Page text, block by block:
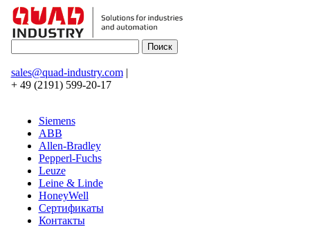
sales@quad-industry.com|
+ 49 (2191) 599-20-17
Siemens
ABB
Allen-Bradley
Pepperl-Fuchs
Leuze
Leine & Linde
HoneyWell
Сертификаты
Контакты